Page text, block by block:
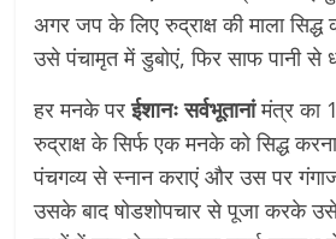
अगर जप के लिए रुद्राक्ष की माला
उसे पंचामृत में डुबोएं, फिर साफ पानी से
हर मनके परईशानः सर्वभूतानांमंत्र का
रुद्राक्ष के सिर्फ एक मनके को सिद्ध
पंचगव्य से स्नान कराएं और उस पर
उसके बाद षोडशोपचार से पूजा करके